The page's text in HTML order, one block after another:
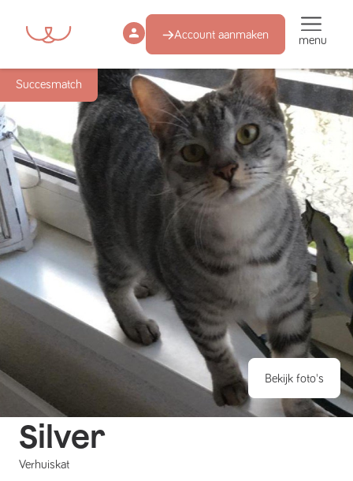
Account aanmaken menu
Succesmatch
Bekijk foto's
Silver
Verhuiskat